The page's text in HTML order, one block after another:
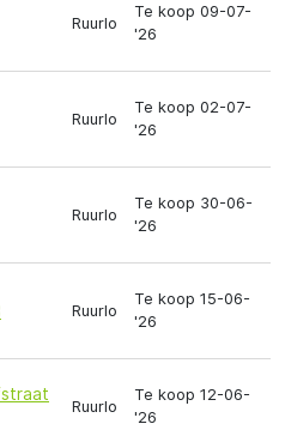
Ruurlo
Te koop 09-07-
'26
Ruurlo
Te koop 02-07-
'26
Ruurlo
Te koop 30-06-
'26
Ruurlo
Te koop 15-06-
'26
Ruurlo
Te koop 12-06-
'26